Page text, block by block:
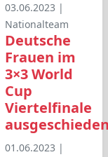
03.06.2023 |
Nationalteam
Deutsche
Frauen im
3×3 World
Cup
Viertelfinale
01.06.2023 |